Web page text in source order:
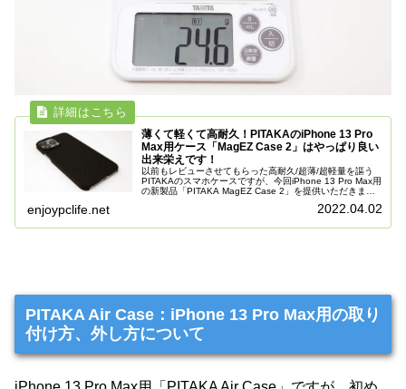
薄くて軽くて高耐久！PITAKAのiPhone 13 Pro
Max用ケース「MagEZ Case 2」はやっぱり良い
出来栄えです！
以前もレビューさせてもらった高耐久/超薄/超軽量を謳う
PITAKAのスマホケースですが、今回iPhone 13 Pro Max用
の新製品「PITAKA MagEZ Case 2」を提供いただきまし
enjoypclife.net 2022.04.02
PITAKA Air Case：iPhone 13 Pro Max用の取り
付け方、外し方について